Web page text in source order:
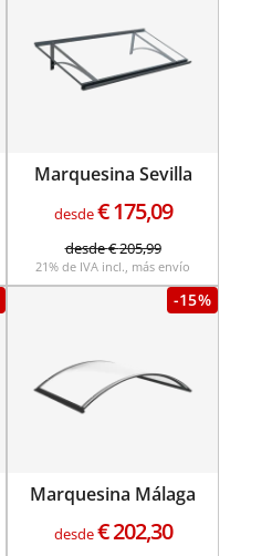
Marquesina Sevilla
desde€175,09
desde€205,99
21% de IVA incl., más envío
-15%
Marquesina Málaga
desde€202,30